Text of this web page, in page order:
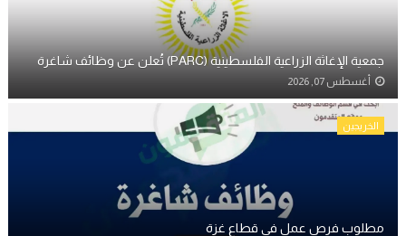
جمعية الإغاثة الزراعية الفلسطينية (PARC) تُعلن عن وظائف شاغرة
أغسطس 07, 2026
الخريجين
مطلوب فرص عمل في قطاع غزة